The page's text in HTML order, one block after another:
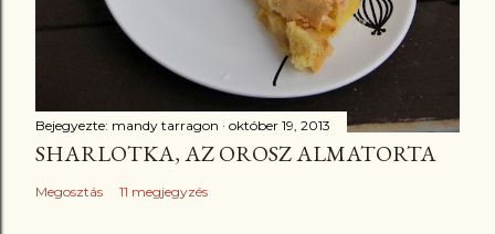
Bejegyezte: mandy tarragon október 19, 2013
SHARLOTKA, AZ OROSZ ALMATORTA
Megosztás 11 megjegyzés